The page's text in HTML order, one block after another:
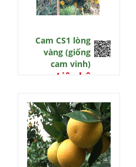
Cam CS1 lòng
vàng (giống
cam vinh)
Liên hệ